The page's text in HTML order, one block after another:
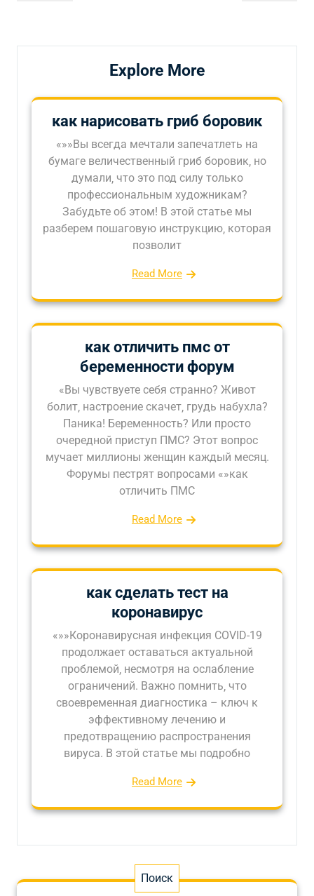
Explore More
как нарисовать гриб боровик
«»»Вы всегда мечтали запечатлеть на
бумаге величественный гриб боровик‚ но
думали‚ что это под силу только
профессиональным художникам?
Забудьте об этом! В этой статье мы
разберем пошаговую инструкцию‚ которая
позволит
Read More
как отличить пмс от
беременности форум
«Вы чувствуете себя странно? Живот
болит‚ настроение скачет‚ грудь набухла?
Паника! Беременность? Или просто
очередной приступ ПМС? Этот вопрос
мучает миллионы женщин каждый месяц.
Форумы пестрят вопросами «»как
отличить ПМС
Read More
как сделать тест на
коронавирус
«»»Коронавирусная инфекция COVID-19
продолжает оставаться актуальной
проблемой‚ несмотря на ослабление
ограничений. Важно помнить‚ что
своевременная диагностика – ключ к
эффективному лечению и
предотвращению распространения
вируса. В этой статье мы подробно
Read More
Поиск